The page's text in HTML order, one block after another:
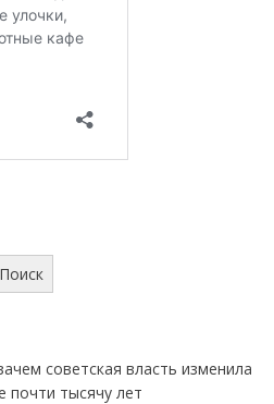
Поиск
советская власть изменила
почти тысячу лет